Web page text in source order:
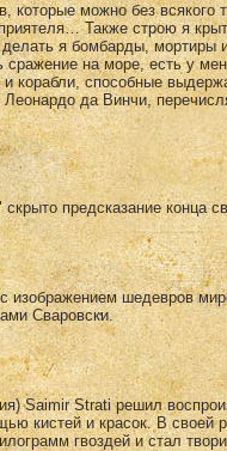
которые можно без всякого
Также строю я
я бомбарды, мортиры
на море, есть у
корабли, способные
да Винчи,
предсказание конца
изображением шедевров
Сваровски.
Saimir Strati решил
кистей и красок. В своей
гвоздей и стал